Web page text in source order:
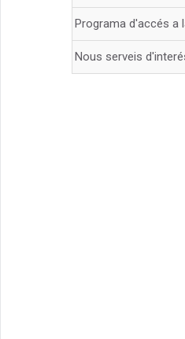
Programa d'accés a
Nous serveis